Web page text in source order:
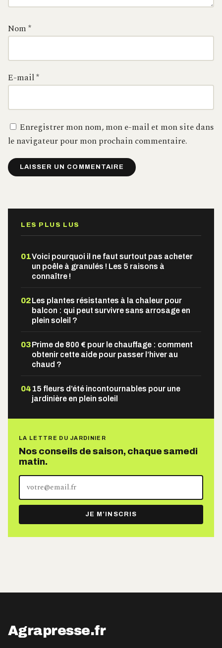
Nom*
E-mail*
Enregistrer mon nom, mon e-mail et mon site dans
le navigateur pour mon prochain commentaire.
LES PLUS LUS
01Voici pourquoi il ne faut surtout pas acheter
un poêle à granulés ! Les 5 raisons à
connaître !
02Les plantes résistantes à la chaleur pour
balcon : qui peut survivre sans arrosage en
plein soleil ?
03Prime de 800 € pour le chauffage : comment
obtenir cette aide pour passer l’hiver au
chaud ?
04 15 fleurs d’été incontournables pour une
jardinière en plein soleil
LA LETTRE DU JARDINIER
Nos conseils de saison, chaque samedi
matin.
Votre
adresse
e-
mail
JE M’INSCRIS
Agrapresse.fr